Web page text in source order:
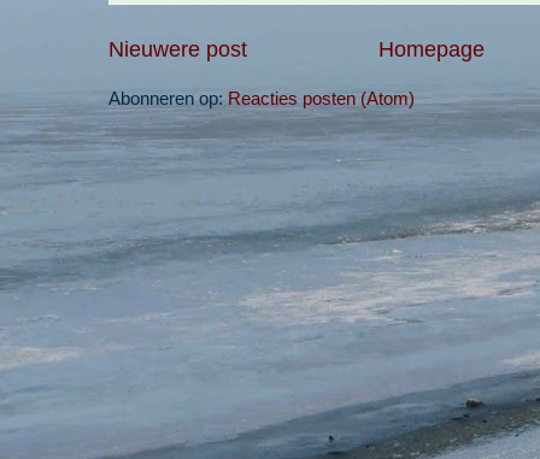
Nieuwere post Homepage
Abonneren op: Reacties posten (Atom)